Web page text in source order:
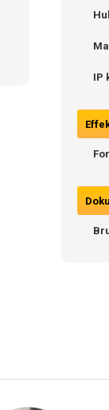
IP